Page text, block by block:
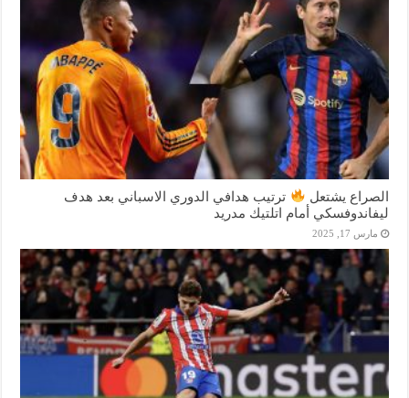
الصراع يشتعل
ترتيب هدافي الدوري الاسباني بعد هدف
ليفاندوفسكي أمام اتلتيك مدريد
مارس 17, 2025